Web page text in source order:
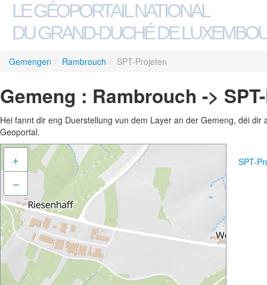
LE GÉOPORTAIL NATIONAL
DU GRAND-DUCHÉ DE
Gemengen / Rambrouch / SPT-Projeten
Gemeng : Rambrouch ->
Hei fannt dir eng Duerstellung vun dem Layer an der Gemeng, déi
Geoportal.
+
–
SPT-